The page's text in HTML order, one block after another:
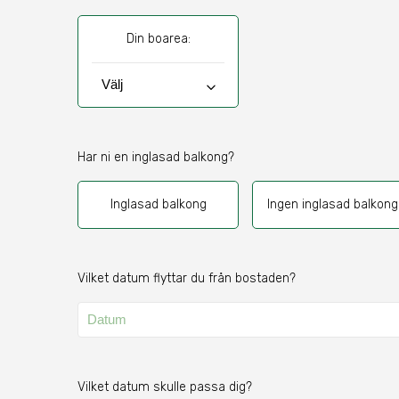
Din boarea:
keyboard_arrow_down
Har ni en inglasad balkong?
Inglasad balkong Ingen inglasad balkong
Vilket datum flyttar du från bostaden?
Vilket datum skulle passa dig?